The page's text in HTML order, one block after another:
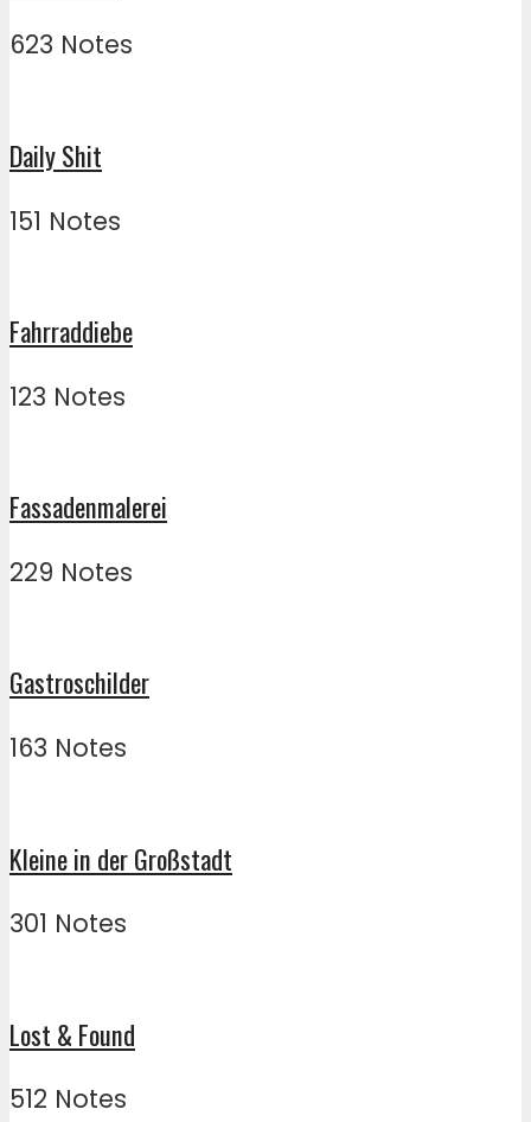
623 Notes
Daily Shit
151 Notes
Fahrraddiebe
123 Notes
Fassadenmalerei
229 Notes
Gastroschilder
163 Notes
Kleine in der Großstadt
301 Notes
Lost & Found
512 Notes